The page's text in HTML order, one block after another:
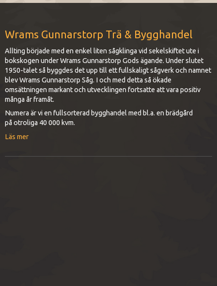
Wrams Gunnarstorp Trä & Bygghandel
Allting började med en enkel liten sågklinga vid sekelskiftet ute i
bokskogen under Wrams Gunnarstorp Gods ägande. Under slutet
1950-talet så byggdes det upp till ett fullskaligt sågverk och namnet
blev Wrams Gunnarstorp Såg. I och med detta så ökade
omsättningen markant och utvecklingen fortsatte att vara positiv
många år framåt.
Numera är vi en fullsorterad bygghandel med bl.a. en brädgård
på otroliga 40 000 kvm.
Läs mer